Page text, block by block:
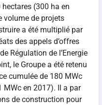
(300 ha en
volume de projets
a été multiplié par
des appels d’offres
Régulation de l’Energie
le Groupe a été retenu
cumulée de 180 MWc
MWc en 2017). Il a par
de construction pour